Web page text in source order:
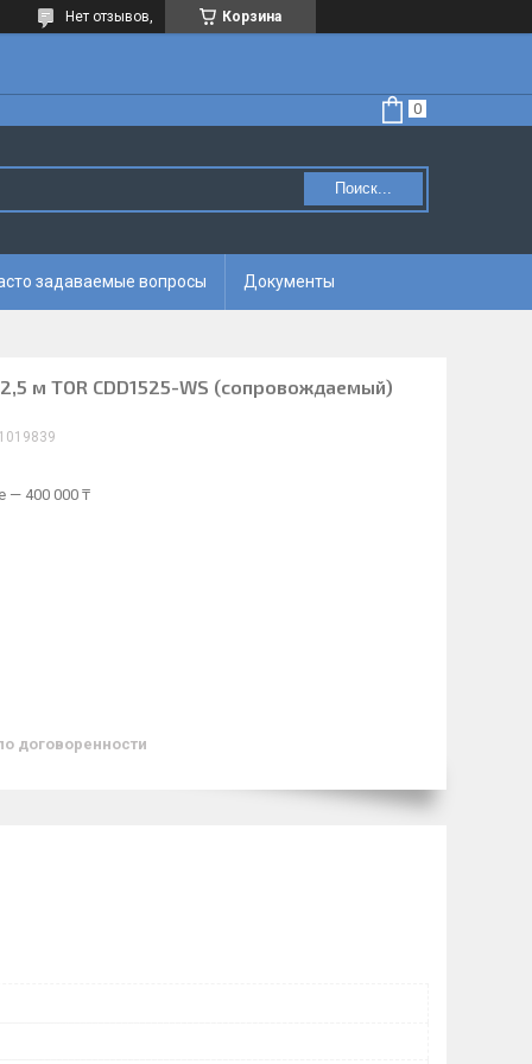
Корзина
Нет отзывов,
Поиск...
задаваемые вопросы Документы
м TOR CDD1525-WS (сопровождаемый)
— 400 000 ₸
договоренности